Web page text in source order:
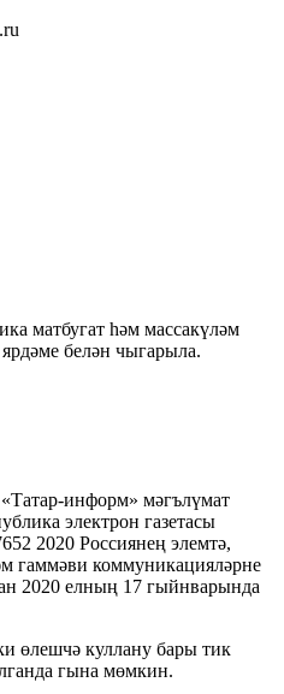
матбугат һәм массакүләм
белән чыгарыла.
информ» мәгълүмат
электрон газетасы
2020 Россиянең элемтә,
гаммәви коммуникацияләрне
2020 елның 17 гыйнварында
өлешчә куллану бары тик
гына мөмкин.